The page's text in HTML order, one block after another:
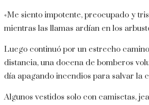
«Me siento impotente, preocupado y
mientras las llamas ardían en los
Luego continuó por un estrecho
distancia, una docena de bomberos
día apagando incendios para salvar la
Algunos vestidos solo con camisetas,